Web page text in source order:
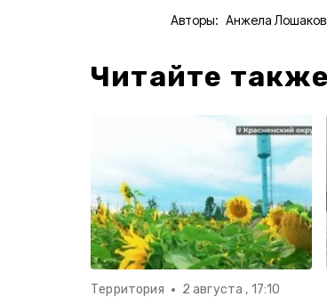
Авторы: Анжела
Читайте также
Территория 2 августа , 17:10